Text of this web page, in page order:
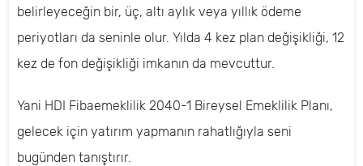
belirleyeceğin bir, üç, altı aylık veya yıllık ödeme
periyotları da seninle olur. Yılda 4 kez plan değişikliği, 12
kez de fon değişikliği imkanın da mevcuttur.
Yani HDI Fibaemeklilik 2040-1 Bireysel Emeklilik Planı,
gelecek için yatırım yapmanın rahatlığıyla seni
bugünden tanıştırır.